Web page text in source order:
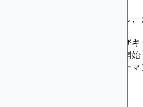
広告フォーマットを選択し
予算、入札タイプ、および
キャンペーンを確認して開始
レポートツールとパフォー